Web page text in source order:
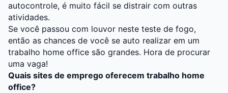
autocontrole, é muito fácil se distrair com outras
atividades.
Se você passou com louvor neste teste de fogo,
então as chances de você se auto realizar em um
trabalho home office são grandes. Hora de procurar
uma vaga!
Quais sites de emprego oferecem trabalho home
office?